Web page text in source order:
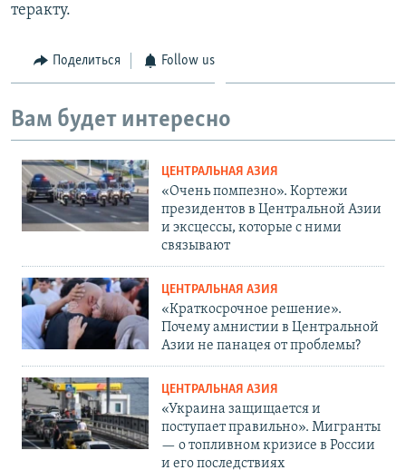
теракту.
Поделиться Follow us
Вам будет интересно
ЦЕНТРАЛЬНАЯ АЗИЯ
«Очень помпезно». Кортежи
президентов в Центральной Азии
и эксцессы, которые с ними
связывают
ЦЕНТРАЛЬНАЯ АЗИЯ
«Краткосрочное решение».
Почему амнистии в Центральной
Азии не панацея от проблемы?
ЦЕНТРАЛЬНАЯ АЗИЯ
«Украина защищается и
поступает правильно». Мигранты
— о топливном кризисе в России
и его последствиях